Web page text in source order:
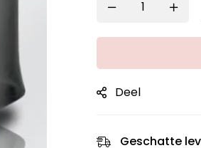
Deel
Geschatte